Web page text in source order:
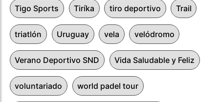
Tigo Sports Tiríka tiro deportivo Trail
triatlón Uruguay vela velódromo
Verano Deportivo SND Vida Saludable y Feliz
voluntariado world padel tour